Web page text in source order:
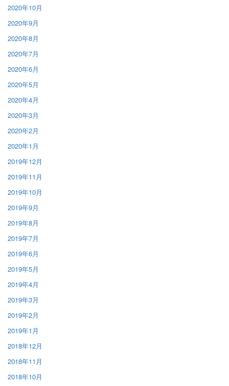
2020年10月
2020年9月
2020年8月
2020年7月
2020年6月
2020年5月
2020年4月
2020年3月
2020年2月
2020年1月
2019年12月
2019年11月
2019年10月
2019年9月
2019年8月
2019年7月
2019年6月
2019年5月
2019年4月
2019年3月
2019年2月
2019年1月
2018年12月
2018年11月
2018年10月